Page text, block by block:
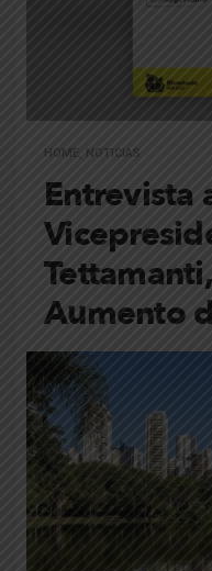
HOME NOTICIAS
Entrevista
Aumento